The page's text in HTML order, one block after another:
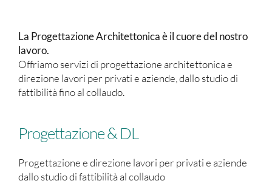
La Progettazione Architettonica è il cuore del nostro
lavoro.
Offriamo servizi di progettazione architettonica e
direzione lavori per privati e aziende, dallo studio di
fattibilità fino al collaudo.
Progettazione & DL
Progettazione e direzione lavori per privati e aziende
dallo studio di fattibilità al collaudo